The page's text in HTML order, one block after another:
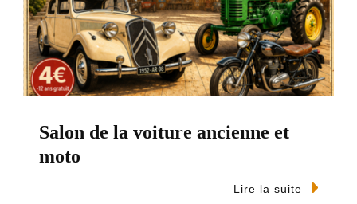
Salon de la voiture ancienne et
moto
Lire la suite